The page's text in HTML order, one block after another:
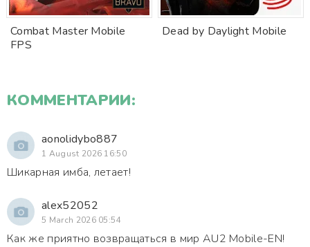
Combat Master Mobile
FPS
Dead by Daylight Mobile
КОММЕНТАРИИ:
aonolidybo887
1 August 2026 16:50
Шикарная имба, летает!
alex52052
5 March 2026 05:54
Как же приятно возвращаться в мир AU2 Mobile-EN!